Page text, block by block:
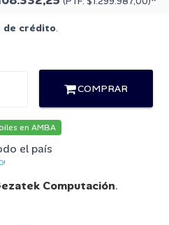
de crédito
COMPRAR
en AMBA
el país
Computación.